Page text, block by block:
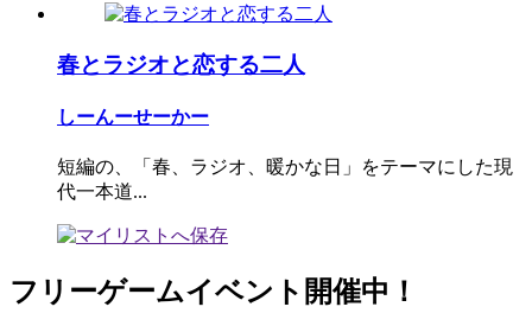
春とラジオと恋する二人
しーんーせーかー
短編の、「春、ラジオ、暖かな日」をテーマにした現
代一本道...
フリーゲームイベント開催中！